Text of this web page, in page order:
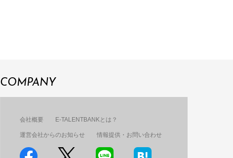
COMPANY
会社概要 E-TALENTBANKとは？
運営会社からのお知らせ 情報提供・お問い合わせ